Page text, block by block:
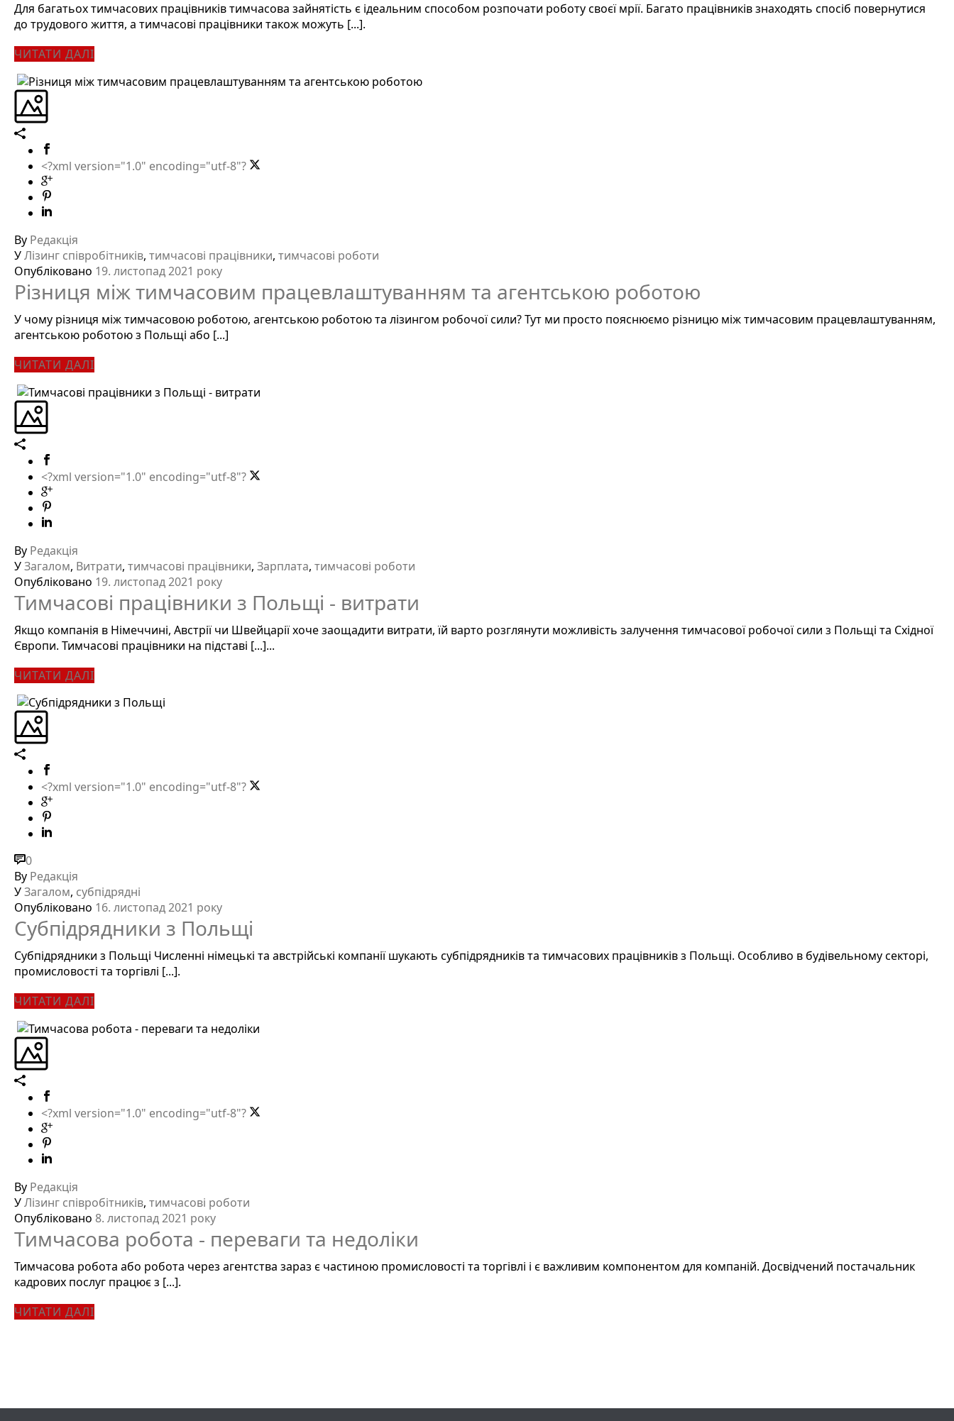
Для багатьох тимчасових працівників тимчасова зайнятість є ідеальним способом розпочати роботу своєї мрії. Багато працівників знаходять спосіб повернутися
до трудового життя, а тимчасові працівники також можуть [...].
ЧИТАТИ ДАЛІ
<?xml version="1.0" encoding="utf-8"?
By Редакція
УЛізинг співробітників, тимчасові працівники, тимчасові роботи
Опубліковано 19. листопад 2021 року
Різниця між тимчасовим працевлаштуванням та агентською роботою
У чому різниця між тимчасовою роботою, агентською роботою та лізингом робочої сили? Тут ми просто пояснюємо різницю між тимчасовим працевлаштуванням,
агентською роботою з Польщі або [...]
ЧИТАТИ ДАЛІ
<?xml version="1.0" encoding="utf-8"?
By Редакція
УЗагалом, Витрати, тимчасові працівники, Зарплата, тимчасові роботи
Опубліковано 19. листопад 2021 року
Тимчасові працівники з Польщі - витрати
Якщо компанія в Німеччині, Австрії чи Швейцарії хоче заощадити витрати, їй варто розглянути можливість залучення тимчасової робочої сили з Польщі та Східної
Європи. Тимчасові працівники на підставі [...]...
ЧИТАТИ ДАЛІ
<?xml version="1.0" encoding="utf-8"?
0
By Редакція
УЗагалом, субпідрядні
Опубліковано 16. листопад 2021 року
Субпідрядники з Польщі
Субпідрядники з Польщі Численні німецькі та австрійські компанії шукають субпідрядників та тимчасових працівників з Польщі. Особливо в будівельному секторі,
промисловості та торгівлі [...].
ЧИТАТИ ДАЛІ
<?xml version="1.0" encoding="utf-8"?
By Редакція
УЛізинг співробітників, тимчасові роботи
Опубліковано 8. листопад 2021 року
Тимчасова робота - переваги та недоліки
Тимчасова робота або робота через агентства зараз є частиною промисловості та торгівлі і є важливим компонентом для компаній. Досвідчений постачальник
кадрових послуг працює з [...].
ЧИТАТИ ДАЛІ